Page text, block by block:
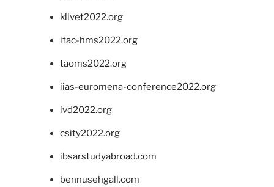
klivet2022.org
ifac-hms2022.org
taoms2022.org
iias-euromena-conference2022.org
ivd2022.org
csity2022.org
ibsarstudyabroad.com
bennusehgall.com